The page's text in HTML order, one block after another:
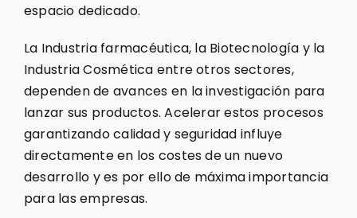
espacio dedicado.
La Industria farmacéutica, la Biotecnología y la
Industria Cosmética entre otros sectores,
dependen de avances en la investigación para
lanzar sus productos. Acelerar estos procesos
garantizando calidad y seguridad influye
directamente en los costes de un nuevo
desarrollo y es por ello de máxima importancia
para las empresas.